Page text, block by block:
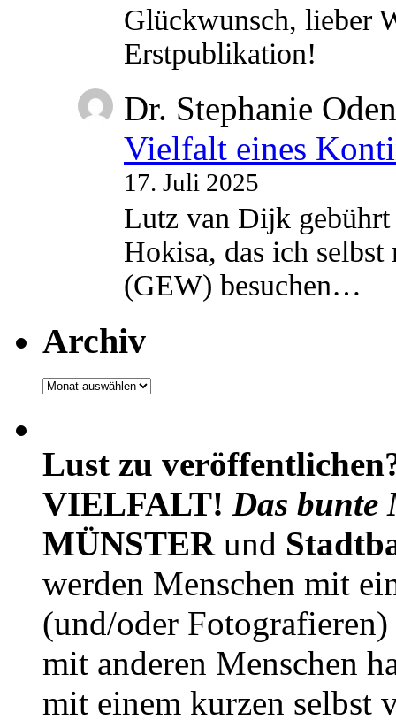
Glückwunsch, lieber
Erstpublikation!
Dr. Stephanie
Vielfalt eines
17. Juli 2025
Lutz van Dijk
Hokisa, das ich
(GEW) besuchen…
Archiv
Archiv
Lust zu
VIELFALT! Das bunte
MÜNSTERund
werden Menschen mit
(und/oder
mit anderen Menschen
mit einem kurzen selbst